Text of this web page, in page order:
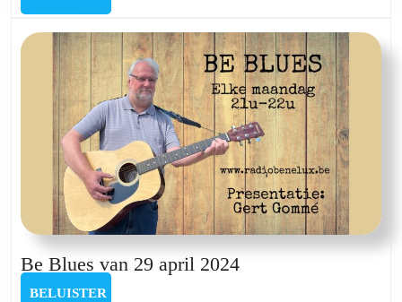
6
mei
2024
Be Blues van 29 april 2024Be
BELUISTER